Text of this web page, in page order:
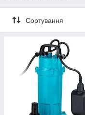
Сортування